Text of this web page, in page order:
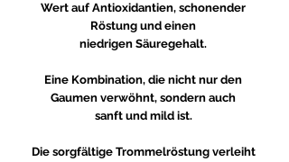
Wert auf Antioxidantien, schonender
Röstung und einen
niedrigen Säuregehalt.
Eine Kombination, die nicht nur den
Gaumen verwöhnt, sondern auch
sanft und mild ist.
Die sorgfältige Trommelröstung verleiht